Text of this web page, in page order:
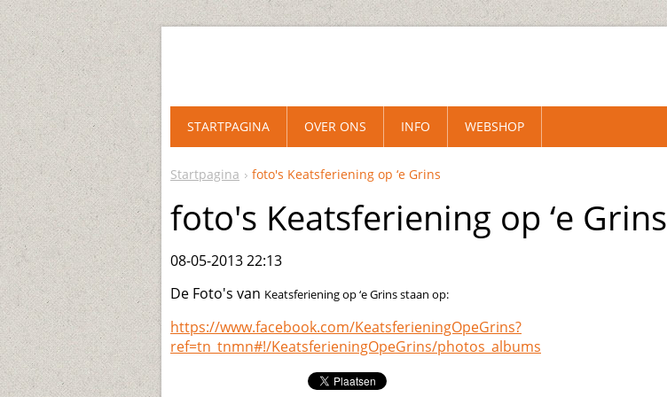
Startpagina foto's Keatsferiening op ‘e Grins
foto's Keatsferiening op ‘e Grins
08-05-2013 22:13
De Foto's van Keatsferiening op ‘e Grins staan op:
https://www.facebook.com/KeatsferieningOpeGrins?
ref=tn_tnmn#!/KeatsferieningOpeGrins/photos_albums
STARTPAGINA OVER ONS INFO WEBSHOP